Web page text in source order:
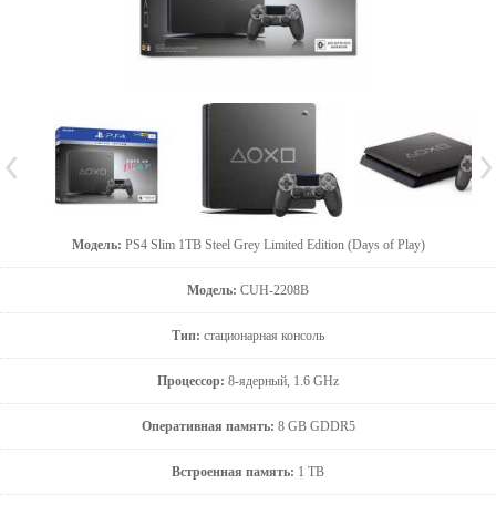
Модель: PS4 Slim 1TB Steel Grey Limited Edition (Days of Play)
Модель: CUH-2208B
Тип: стационарная консоль
Процессор: 8-ядерный, 1.6 GHz
Оперативная память: 8 GB GDDR5
Встроенная память: 1 TB